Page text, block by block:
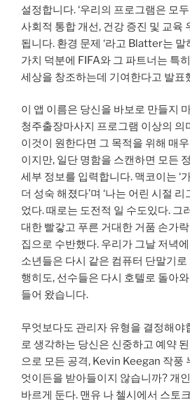
설정합니다. ‘우리의 프로그램은 모
사회적 통합 개선, 건강 증진 및 교육
됩니다. 환경 문제 ‘라고 Blatter는 말
가치 덕분에 FIFA와 그 파트너는 특
세상을 창조하는데 기여한다고 발표
이 앱 이름은 당신을 바보로 만들지
청주출장마사지 프로그램 이상의 의
이것이 원한다면 그 목적을 위해 매
이지만, 일단 명함을 스캔하면 모든
세부 정보를 입력합니다. 맥코이는 ‘
더 성숙 해졌다’며 ‘나는 어린 시절
었다. 때로는 도전적 일 수도있다. 그
대한 빨갛고 푸른 거대한 거품 손가
집으로 수반했다. 우리가 그날 저녁
소년들은 다시 같은 컴퓨터 단말기
행히도, 선수들은 다시 호텔로 돌아
들어 왔습니다.
무엇보다도 관리자 유형을 결정해야
로 생각하는 당신은 신중하고 예약
으로 모든 공격, Kevin Keegan 작풍
엇이든을 받아들이지 않습니까? 개
바르게 둔다. 맨유 나 첼시에서 스토